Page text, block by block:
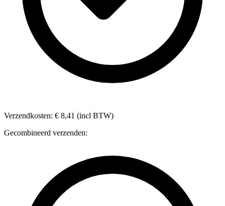
Verzendkosten: € 8,41 (incl BTW)
Gecombineerd verzenden: